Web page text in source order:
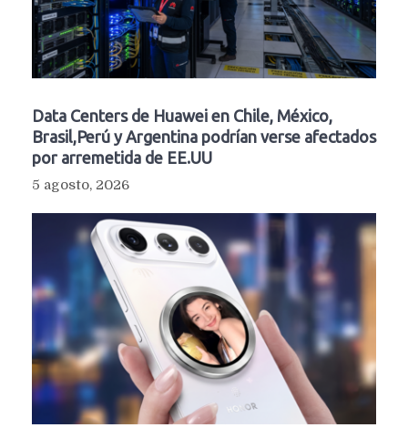
Data Centers de Huawei en Chile, México,
Brasil,Perú y Argentina podrían verse afectados
por arremetida de EE.UU
5 agosto, 2026